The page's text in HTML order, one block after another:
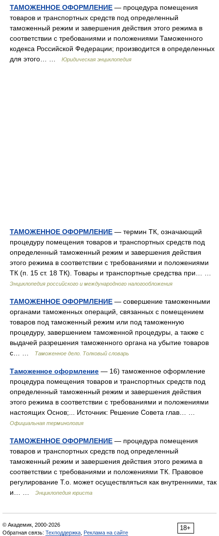
ТАМОЖЕННОЕ ОФОРМЛЕНИЕ — процедура помещения
товаров и транспортных средств под определенный
таможенный режим и завершения действия этого режима в
соответствии с требованиями и положениями Таможенного
кодекса Российской Федерации; производится в определенных
для этого… …
Юридическая энциклопедия
ТАМОЖЕННОЕ ОФОРМЛЕНИЕ — термин ТК, означающий
процедуру помещения товаров и транспортных средств под
определенный таможенный режим и завершения действия
этого режима в соответствии с требованиями и положениями
ТК (п. 15 ст. 18 ТК). Товары и транспортные средства при… …
Энциклопедия российского и международного налогообложения
ТАМОЖЕННОЕ ОФОРМЛЕНИЕ — совершение таможенными
органами таможенных операций, связанных с помещением
товаров под таможенный режим или под таможенную
процедуру, завершением таможенной процедуры, а также с
выдачей разрешения таможенного органа на убытие товаров
с… …
Таможенное дело. Толковый словарь
Таможенное оформление — 16) таможенное оформление
процедура помещения товаров и транспортных средств под
определенный таможенный режим и завершения действия
этого режима в соответствии с требованиями и положениями
настоящих Основ;... Источник: Решение Совета глав… …
Официальная терминология
ТАМОЖЕННОЕ ОФОРМЛЕНИЕ — процедура помещения
товаров и транспортных средств под определенный
таможенный режим и завершения действия этого режима в
соответствии с требованиями и положениями ТК. Правовое
регулирование Т.о. может осуществляться как внутренними, так
и… …
Энциклопедия юриста
18+
© Академик, 2000-2026
Обратная связь: Техподдержка Реклама на сайте